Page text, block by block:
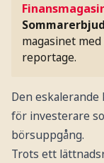
magasinet
reportage.
Den
för investerare
börsuppgång.
Trots ett